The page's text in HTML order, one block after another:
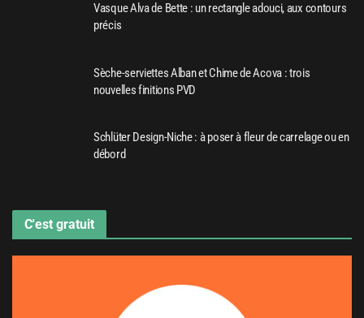
Vasque Alva de Bette : un rectangle adouci, aux contours
précis
Sèche-serviettes Alban et Chime de Acova : trois
nouvelles finitions PVD
Schlüter Design-Niche : à poser à fleur de carrelage ou en
débord
C'est gratuit